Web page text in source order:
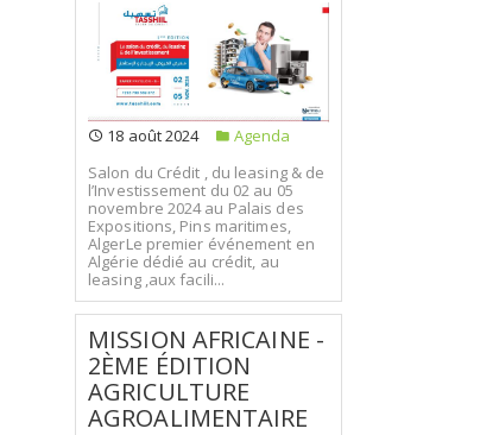
18 août 2024
Agenda
Salon du Crédit , du leasing & de
l’Investissement du 02 au 05
novembre 2024 au Palais des
Expositions, Pins maritimes,
AlgerLe premier événement en
Algérie dédié au crédit, au
leasing ,aux facili...
MISSION AFRICAINE -
2ÈME ÉDITION
AGRICULTURE
AGROALIMENTAIRE